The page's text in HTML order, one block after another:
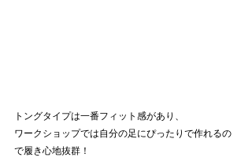
トングタイプは一番フィット感があり、
ワークショップでは自分の足にぴったりで作れるの
で履き心地抜群！